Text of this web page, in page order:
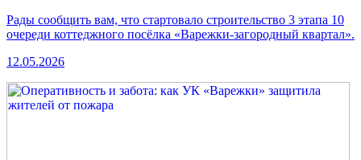
Рады сообщить вам, что стартовало строительство 3 этапа 10
очереди коттеджного посёлка «Варежки-загородный квартал».
12.05.2026